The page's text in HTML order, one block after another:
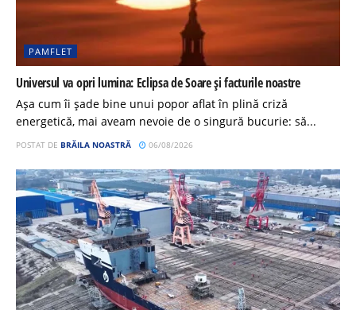
PAMFLET
Universul va opri lumina: Eclipsa de Soare și facturile noastre
Așa cum îi șade bine unui popor aflat în plină criză
energetică, mai aveam nevoie de o singură bucurie: să...
POSTAT DE BRĂILA NOASTRĂ 06/08/2026